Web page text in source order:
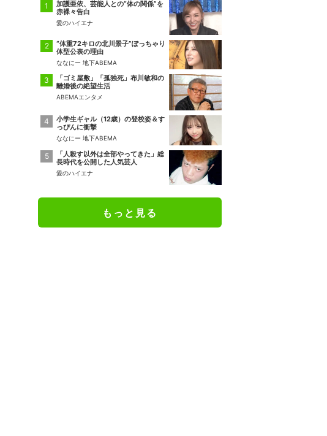
加護亜依、芸能人との“体の関係”を
赤裸々告白
愛のハイエナ
“体重72キロの北川景子”ぽっちゃり
体型公表の理由
ななにー 地下ABEMA
「ゴミ屋敷」「孤独死」布川敏和の
離婚後の絶望生活
ABEMAエンタメ
小学生ギャル（12歳）の登校姿＆す
っぴんに衝撃
ななにー 地下ABEMA
「人殺す以外は全部やってきた」総
長時代を公開した人気芸人
愛のハイエナ
もっと見る